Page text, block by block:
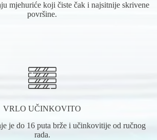
mjehuriće koji čiste čak i najsitnije skrivene
površine.
VRLO UČINKOVITO
je do 16 puta brže i učinkovitije od ručnog
rada.